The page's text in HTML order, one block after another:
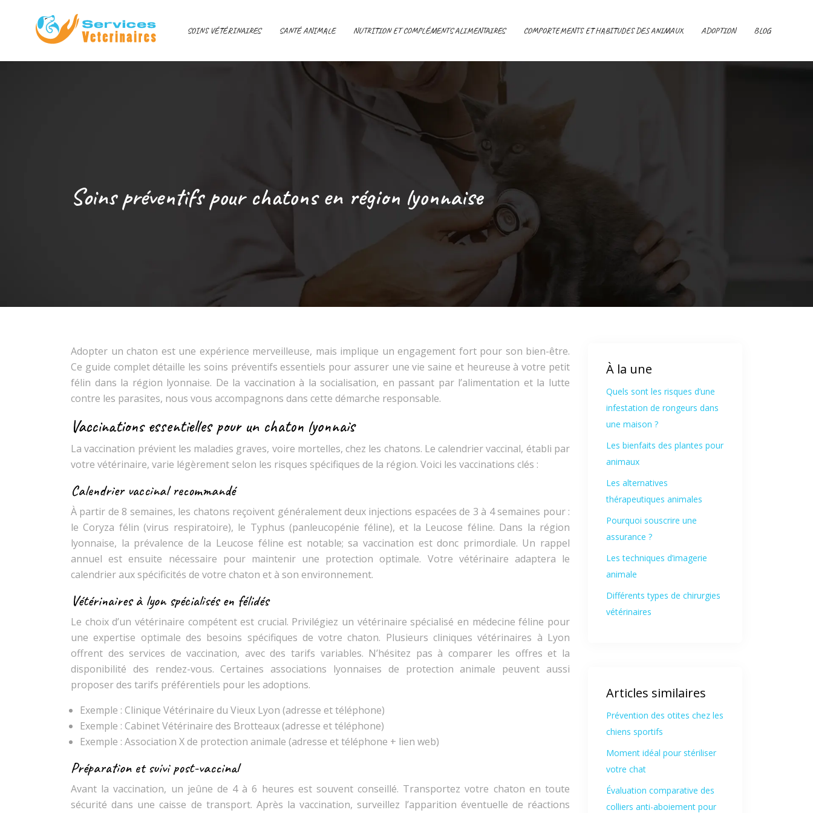
SOINS VÉTÉRINAIRES SANTÉ ANIMALE NUTRITION ET COMPLÉMENTS ALIMENTAIRES COMPORTEMENTS ET HABITUDES DES ANIMAUX ADOPTION BLOG
Soins préventifs pour chatons en région lyonnaise
Adopter un chaton est une expérience merveilleuse, mais implique un engagement fort pour son bien-être.
Ce guide complet détaille les soins préventifs essentiels pour assurer une vie saine et heureuse à votre petit
félin dans la région lyonnaise. De la vaccination à la socialisation, en passant par l’alimentation et la lutte
contre les parasites, nous vous accompagnons dans cette démarche responsable.
Vaccinations essentielles pour un chaton lyonnais
La vaccination prévient les maladies graves, voire mortelles, chez les chatons. Le calendrier vaccinal, établi par
votre vétérinaire, varie légèrement selon les risques spécifiques de la région. Voici les vaccinations clés :
Calendrier vaccinal recommandé
À partir de 8 semaines, les chatons reçoivent généralement deux injections espacées de 3 à 4 semaines pour :
le Coryza félin (virus respiratoire), le Typhus (panleucopénie féline), et la Leucose féline. Dans la région
lyonnaise, la prévalence de la Leucose féline est notable; sa vaccination est donc primordiale. Un rappel
annuel est ensuite nécessaire pour maintenir une protection optimale. Votre vétérinaire adaptera le
calendrier aux spécificités de votre chaton et à son environnement.
Vétérinaires à lyon spécialisés en félidés
Le choix d’un vétérinaire compétent est crucial. Privilégiez un vétérinaire spécialisé en médecine féline pour
une expertise optimale des besoins spécifiques de votre chaton. Plusieurs cliniques vétérinaires à Lyon
offrent des services de vaccination, avec des tarifs variables. N’hésitez pas à comparer les offres et la
disponibilité des rendez-vous. Certaines associations lyonnaises de protection animale peuvent aussi
proposer des tarifs préférentiels pour les adoptions.
Exemple : Clinique Vétérinaire du Vieux Lyon (adresse et téléphone)
Exemple : Cabinet Vétérinaire des Brotteaux (adresse et téléphone)
Exemple : Association X de protection animale (adresse et téléphone + lien web)
Préparation et suivi post-vaccinal
Avant la vaccination, un jeûne de 4 à 6 heures est souvent conseillé. Transportez votre chaton en toute
sécurité dans une caisse de transport. Après la vaccination, surveillez l’apparition éventuelle de réactions
À la une
Quels sont les risques d’une
infestation de rongeurs dans
une maison ?
Les bienfaits des plantes pour
animaux
Les alternatives
thérapeutiques animales
Pourquoi souscrire une
assurance ?
Les techniques d’imagerie
animale
Différents types de chirurgies
vétérinaires
Articles similaires
Prévention des otites chez les
chiens sportifs
Moment idéal pour stériliser
votre chat
Évaluation comparative des
colliers anti-aboiement pour